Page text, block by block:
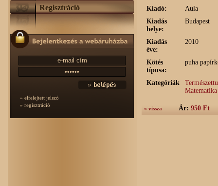
Regisztráció
» elfelejtett jelszó
» regisztráció
Kiadó:
Aula
Kiadás
helye:
Budapest
Kiadás
éve:
2010
Kötés
típusa:
puha
Kategóriák
« vissza Ár: 950 Ft